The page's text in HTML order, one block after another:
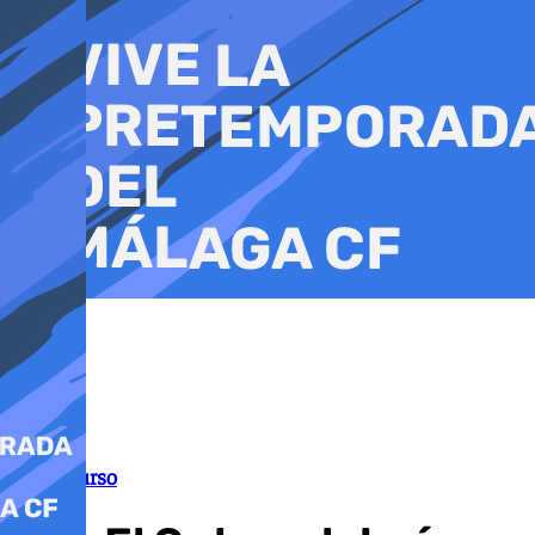
al
contenido
Fin de curso